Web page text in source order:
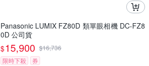
Panasonic LUMIX FZ80D 類單眼相機 DC-FZ8
0D 公司貨
$15,900 $16,736
限時下殺
券